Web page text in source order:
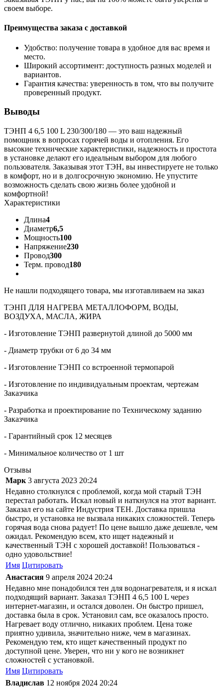
своем выборе.
Преимущества заказа с доставкой
Удобство: получение товара в удобное для вас время и
место.
Широкий ассортимент: доступность разных моделей и
вариантов.
Гарантия качества: уверенность в том, что вы получите
проверенный продукт.
Выводы
ТЭНП 4 6,5 100 L 230/300/180 — это ваш надежный
помощник в вопросах горячей воды и отопления. Его
высокие технические характеристики, надежность и простота
в установке делают его идеальным выбором для любого
пользователя. Заказывая этот ТЭН, вы инвестируете не только
в комфорт, но и в долгосрочную экономию. Не упустите
возможность сделать свою жизнь более удобной и
комфортной!
Характеристики
Длина4
Диаметр6,5
Мощность100
Напряжение230
Провод300
Терм. провод180
Не нашли подходящего товара, мы изготавливаем на заказ
ТЭНП ДЛЯ НАГРЕВА МЕТАЛЛОФОРМ, ВОДЫ,
ВОЗДУХА, МАСЛА, ЖИРА
- Изготовление ТЭНП развернутой длиной до 5000 мм
- Диаметр трубки от 6 до 34 мм
- Изготовление ТЭНП со встроенной термопарой
- Изготовление по индивидуальным проектам, чертежам
Заказчика
- Разработка и проектирование по Техническому заданию
Заказчика
- Гарантийный срок 12 месяцев
- Минимальное количество от 1 шт
Отзывы
Марк 3 августа 2023 20:24
Недавно столкнулся с проблемой, когда мой старый ТЭН
перестал работать. Искал новый и наткнулся на этот вариант.
Заказал его на сайте Индустрия ТЕН. Доставка пришла
быстро, и установка не вызвала никаких сложностей. Теперь
горячая вода снова радует! По цене вышло даже дешевле, чем
ожидал. Рекомендую всем, кто ищет надежный и
качественный ТЭН с хорошей доставкой! Пользоваться -
одно удовольствие!
Имя Цитировать
Анастасия 9 апреля 2024 20:24
Недавно мне понадобился тен для водонагревателя, и я искал
подходящий вариант. Заказал ТЭНП 4 6,5 100 L через
интернет-магазин, и остался доволен. Он быстро пришел,
доставка была в срок. Установил сам, все оказалось просто.
Нагревает воду отлично, никаких проблем. Цена тоже
приятно удивила, значительно ниже, чем в магазинах.
Рекомендую тем, кто ищет качественный продукт по
доступной цене. Уверен, что ни у кого не возникнет
сложностей с установкой.
Имя Цитировать
Владислав 12 ноября 2024 20:24